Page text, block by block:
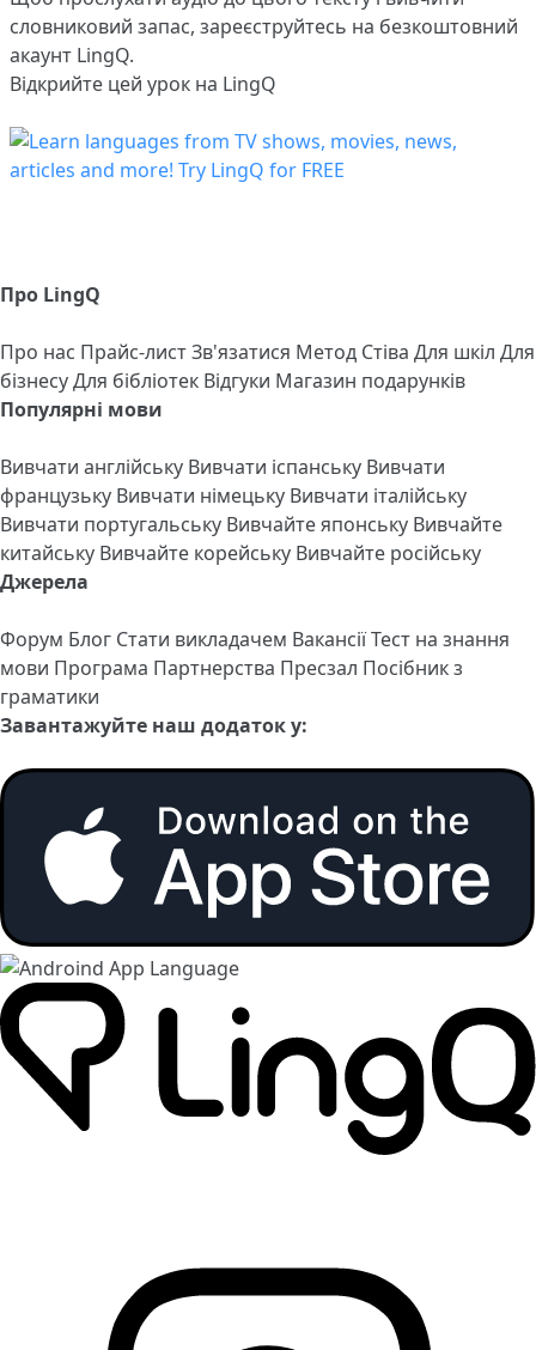
словниковий запас, зареєструйтесь на безкоштовний
акаунт LingQ.
Відкрийте цей урок на LingQ
Про LingQ
Про нас Прайс-листЗв'язатися Метод Стіва Для шкіл Для
бізнесуДля бібліотек Відгуки Магазин подарунків
Популярні мови
Вивчати англійську Вивчати іспанську Вивчати
французьку Вивчати німецьку Вивчати італійську
Вивчати португальську Вивчайте японську Вивчайте
китайську Вивчайте корейську Вивчайте російську
Джерела
Форум Блог Стати викладачем ВакансіїТест на знання
мови Програма Партнерства Пресзал Посібник з
граматики
Завантажуйте наш додаток у: